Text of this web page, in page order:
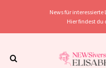
News für
Hier findest du